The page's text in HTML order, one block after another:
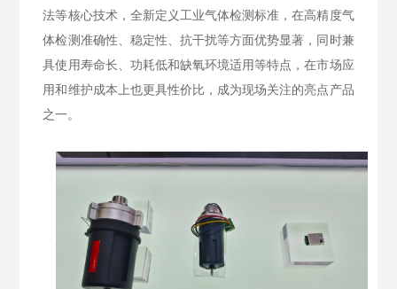
法等核心技术，全新定义工业气体检测标准，在高精度气
体检测准确性、稳定性、抗干扰等方面优势显著，同时兼
具使用寿命长、功耗低和缺氧环境适用等特点，在市场应
用和维护成本上也更具性价比，成为现场关注的亮点产品
之一。